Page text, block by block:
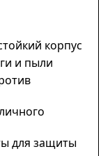
корпус
и пыли
для защиты